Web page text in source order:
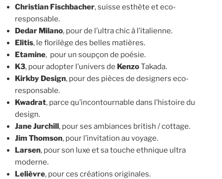
Christian Fischbacher, suisse esthète et eco-
responsable.
Dedar Milano, pour de l’ultra chic à l’italienne.
Elitis, le florilège des belles matières.
Etamine, pour un soupçon de poésie.
K3, pour adopter l’univers de KenzoTakada.
Kirkby Design, pour des pièces de designers eco-
responsable.
Kwadrat, parce qu’incontournable dans l’histoire du
design.
Jane Jurchill, pour ses ambiances british / cottage.
Jim Thomson, pour l’invitation au voyage.
Larsen, pour son luxe et sa touche ethnique ultra
moderne.
Lelièvre, pour ces créations originales.